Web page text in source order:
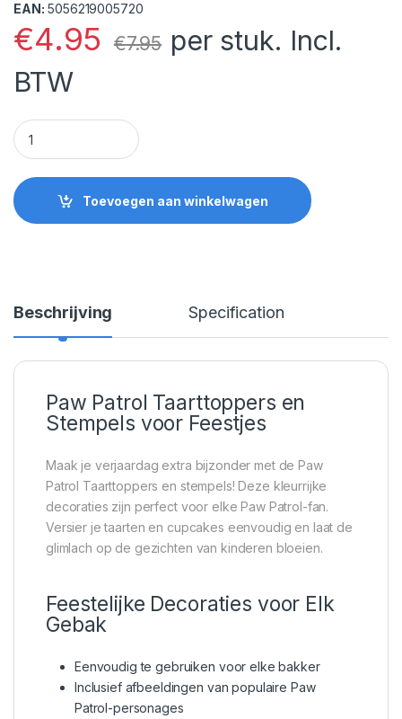
EAN: 5056219005720
€4.95 €7.95 per stuk. Incl.
BTW
Paw Patrol Taarttoppers en stempels quantity
Toevoegen aan winkelwagen
Beschrijving Specification
Paw Patrol Taarttoppers en
Stempels voor Feestjes
Maak je verjaardag extra bijzonder met de Paw
Patrol Taarttoppers en stempels! Deze kleurrijke
decoraties zijn perfect voor elke Paw Patrol-fan.
Versier je taarten en cupcakes eenvoudig en laat de
glimlach op de gezichten van kinderen bloeien.
Feestelijke Decoraties voor Elk
Gebak
Eenvoudig te gebruiken voor elke bakker
Inclusief afbeeldingen van populaire Paw
Patrol-personages